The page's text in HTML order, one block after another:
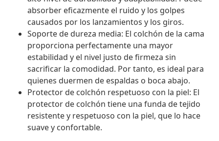
absorber eficazmente el ruido y los golpes
causados por los lanzamientos y los giros.
Soporte de dureza media: El colchón de la cama
proporciona perfectamente una mayor
estabilidad y el nivel justo de firmeza sin
sacrificar la comodidad. Por tanto, es ideal para
quienes duermen de espaldas o boca abajo.
Protector de colchón respetuoso con la piel: El
protector de colchón tiene una funda de tejido
resistente y respetuoso con la piel, que lo hace
suave y confortable.